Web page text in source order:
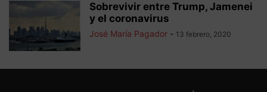
Sobrevivir entre Trump, Jamenei
y el coronavirus
José María Pagador - 13 febrero, 2020